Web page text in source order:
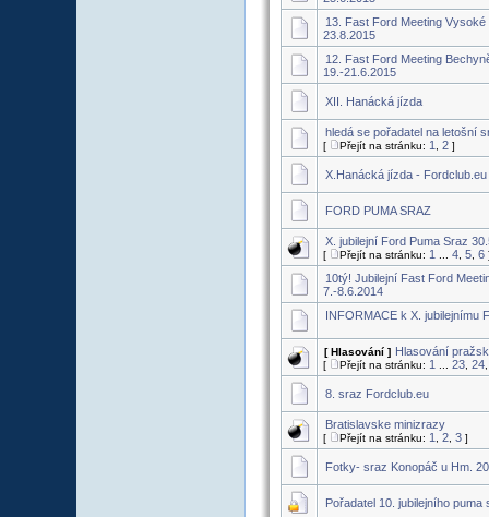
13. Fast Ford Meeting Vysoké
23.8.2015
12. Fast Ford Meeting
19.-21.6.2015
XII. Hanácká jízda
hledá se pořadatel na letošní
[ Přejít na stránku: 1 2 ]
X.Hanácká jízda - Fordclub.eu
FORD PUMA SRAZ
X. jubilejní Ford Puma Sraz
[ Přejít na stránku: 1 4 5 6
10tý! Jubilejní Fast Ford
7.-8.6.2014
INFORMACE k X. jubilejnímu
[ Hlasování ] Hlasování
[ Přejít na stránku: 1 23 24
8. sraz Fordclub.eu
Bratislavske minizrazy
[ Přejít na stránku: 1 2 3 ]
Fotky- sraz Konopáč u Hm.
Pořadatel 10. jubilejního puma